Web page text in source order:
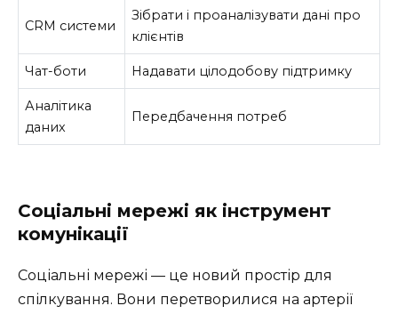
CRM системи
Зібрати і проаналізувати дані про
клієнтів
Чат-боти Надавати цілодобову підтримку
Аналітика
даних
Передбачення потреб
Соціальні мережі як інструмент
комунікації
Соціальні мережі — це новий простір для
спілкування. Вони перетворилися на артерії